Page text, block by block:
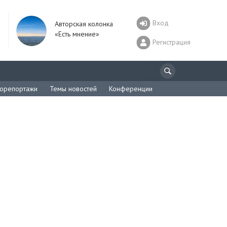
Авторская колонка
«Есть мнение»
Вход
Регистрация
Темы новостей Конференции